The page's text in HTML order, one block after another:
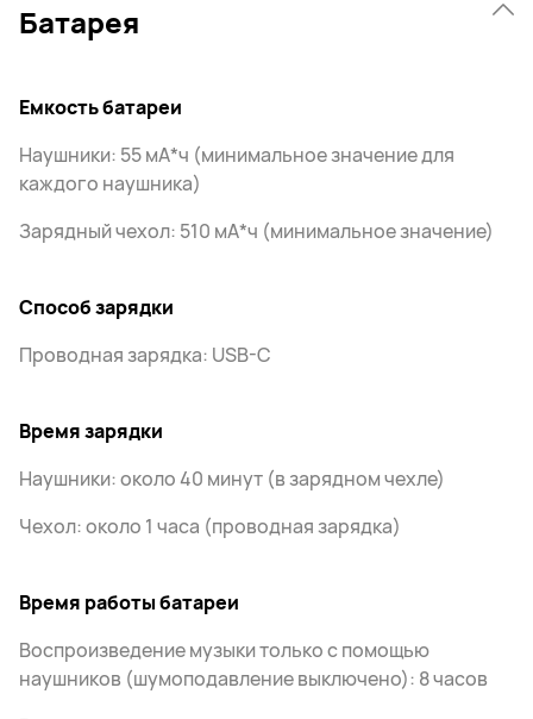
Батарея
Емкость батареи
Наушники: 55 мА*ч (минимальное значение для
каждого наушника)
Зарядный чехол: 510 мА*ч (минимальное значение)
Способ зарядки
Проводная зарядка: USB-C
Время зарядки
Наушники: около 40 минут (в зарядном чехле)
Чехол: около 1 часа (проводная зарядка)
Время работы батареи
Воспроизведение музыки только с помощью
наушников (шумоподавление выключено): 8 часов